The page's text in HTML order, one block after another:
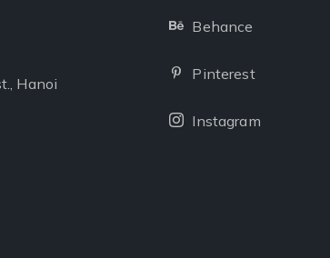
Hanoi
Behance
Pinterest
Instagram